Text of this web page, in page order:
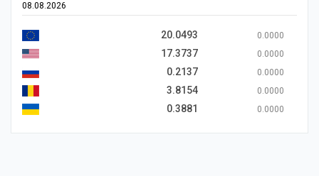
08.08.2026
20.0493 0.0000
17.3737 0.0000
0.2137 0.0000
3.8154 0.0000
0.3881 0.0000